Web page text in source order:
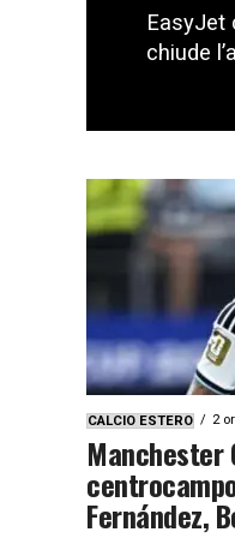
EasyJet
chiude
CALCIO ESTERO 2
Manchester
Fernández,